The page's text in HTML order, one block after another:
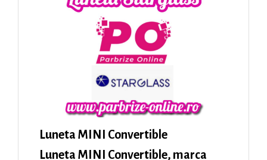
Luneta MINI Convertible
Luneta MINI Convertible, marca